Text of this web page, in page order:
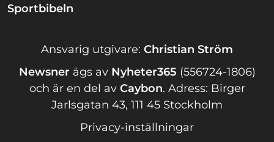
Sportbibeln
Ansvarig utgivare: Christian Ström
Newsner ägs av Nyheter365 (556724-1806)
och är en del av Caybon. Adress: Birger
Jarlsgatan 43, 111 45 Stockholm
Privacy-inställningar